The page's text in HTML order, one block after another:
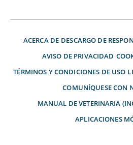
ACERCA DE DESCARGO DE
AVISO DE PRIVACIDAD
TÉRMINOS Y CONDICIONES DE USO
COMUNÍQUESE CON
MANUAL DE VETERINARIA
APLICACIONES